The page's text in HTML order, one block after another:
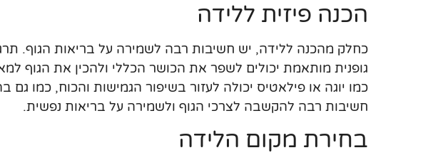
הכנה פיזית ללידה
כחלק מהכנה ללידה, יש חשיבות רבה לשמירה על בריאות הגוף.
גופנית מותאמת יכולים לשפר את הכושר הכללי ולהכין את הגוף
כמו יוגה או פילאטיס יכולה לעזור בשיפור הגמישות והכוח, כמו
חשיבות רבה להקשבה לצרכי הגוף ולשמירה על בריאות נפשית.
בחירת מקום הלידה